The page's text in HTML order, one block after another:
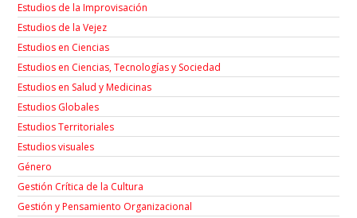
Estudios de la Improvisación
Estudios de la Vejez
Estudios en Ciencias
Estudios en Ciencias, Tecnologías y Sociedad
Estudios en Salud y Medicinas
Estudios Globales
Estudios Territoriales
Estudios visuales
Género
Gestión Crítica de la Cultura
Gestión y Pensamiento Organizacional